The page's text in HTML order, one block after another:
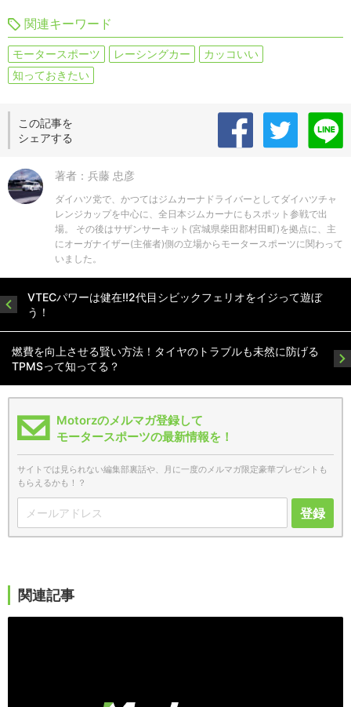
関連キーワード
モータースポーツ レーシングカー
カッコいい
知っておきたい
この記事を
シェアする
著者：兵藤 忠彦
ダイハツ党で、かつてはジムカーナドライバーとしてダイハツチャ
レンジカップを中心に、全日本ジムカーナにもスポット参戦で出
場。 その後はサザンサーキット(宮城県柴田郡村田町)を拠点に、主
にオーガナイザー(主催者)側の立場からモータースポーツに関わって
いました。
VTECパワーは健在!!2代目シビックフェリオをイジって遊ぼ
う！
燃費を向上させる賢い方法！タイヤのトラブルも未然に防げる
TPMSって知ってる？
Motorzのメルマガ登録して
モータースポーツの最新情報を！
サイトでは見られない編集部裏話や、月に一度のメルマガ限定豪華プレゼントも
もらえるかも！？
登録
関連記事